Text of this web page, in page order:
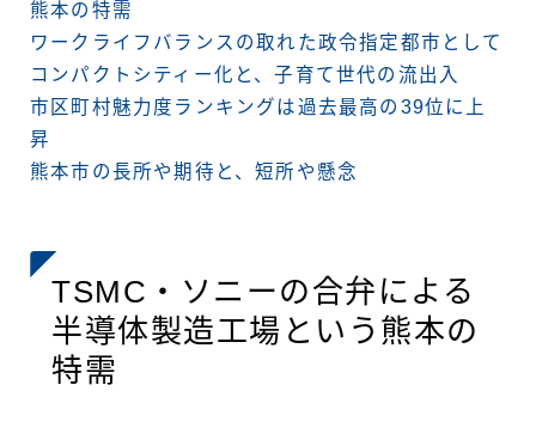
熊本の特需
ワークライフバランスの取れた政令指定都市として
コンパクトシティー化と、子育て世代の流出入
市区町村魅力度ランキングは過去最高の39位に上
昇
熊本市の長所や期待と、短所や懸念
TSMC・ソニーの合弁による
半導体製造工場という熊本の
特需